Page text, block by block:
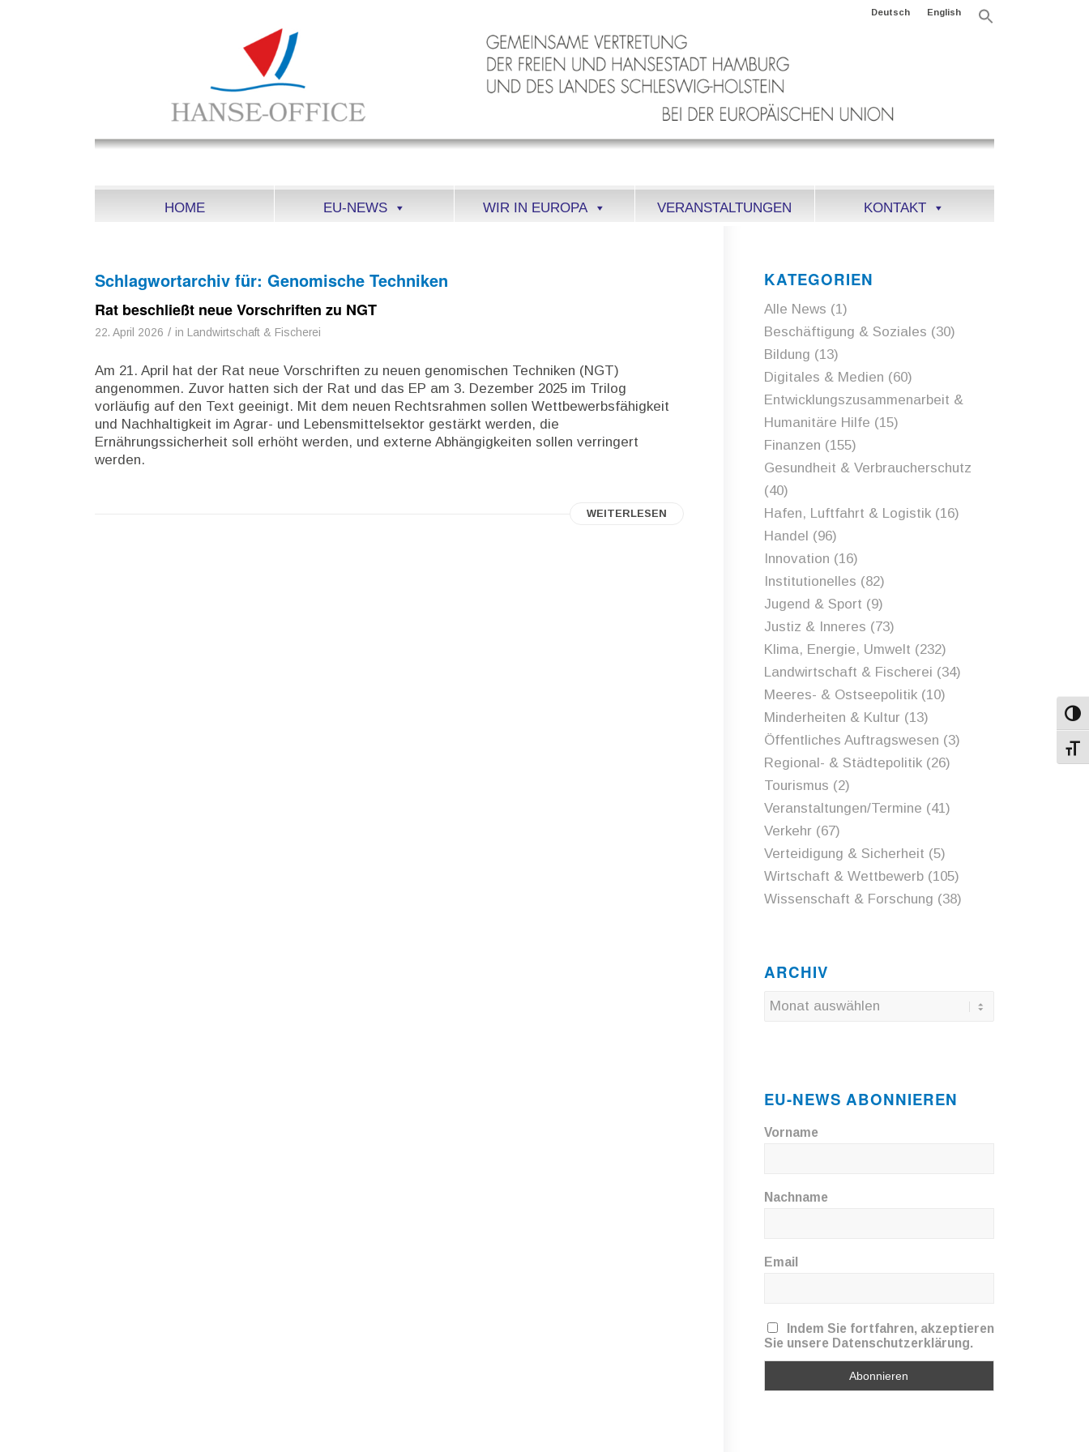
Deutsch English
HOME EU-NEWS WIR IN EUROPA VERANSTALTUNGEN KONTAKT
Schlagwortarchiv für:Genomische Techniken
Rat beschließt neue Vorschriften zu NGT
22. April 2026 / in Landwirtschaft & Fischerei
Am 21. April hat der Rat neue Vorschriften zu neuen genomischen Techniken (NGT)
angenommen. Zuvor hatten sich der Rat und das EP am 3. Dezember 2025 im Trilog
vorläufig auf den Text geeinigt. Mit dem neuen Rechtsrahmen sollen Wettbewerbsfähigkeit
und Nachhaltigkeit im Agrar- und Lebensmittelsektor gestärkt werden, die
Ernährungssicherheit soll erhöht werden, und externe Abhängigkeiten sollen verringert
werden.
WEITERLESEN
KATEGORIEN
Alle News (1)
Beschäftigung & Soziales (30)
Bildung (13)
Digitales & Medien (60)
Entwicklungszusammenarbeit &
Humanitäre Hilfe (15)
Finanzen (155)
Gesundheit & Verbraucherschutz
(40)
Hafen, Luftfahrt & Logistik(16)
Handel (96)
Innovation (16)
Institutionelles (82)
Jugend & Sport (9)
Justiz & Inneres (73)
Klima, Energie, Umwelt (232)
Landwirtschaft & Fischerei (34)
Meeres- & Ostseepolitik(10)
Minderheiten & Kultur(13)
Öffentliches Auftragswesen (3)
Regional- & Städtepolitik(26)
Tourismus (2)
Veranstaltungen/Termine (41)
Verkehr(67)
Verteidigung & Sicherheit (5)
Wirtschaft & Wettbewerb(105)
Wissenschaft & Forschung (38)
ARCHIV
EU-NEWS ABONNIEREN
Vorname
Nachname
Email
Indem Sie fortfahren, akzeptieren
Sie unsere Datenschutzerklärung.